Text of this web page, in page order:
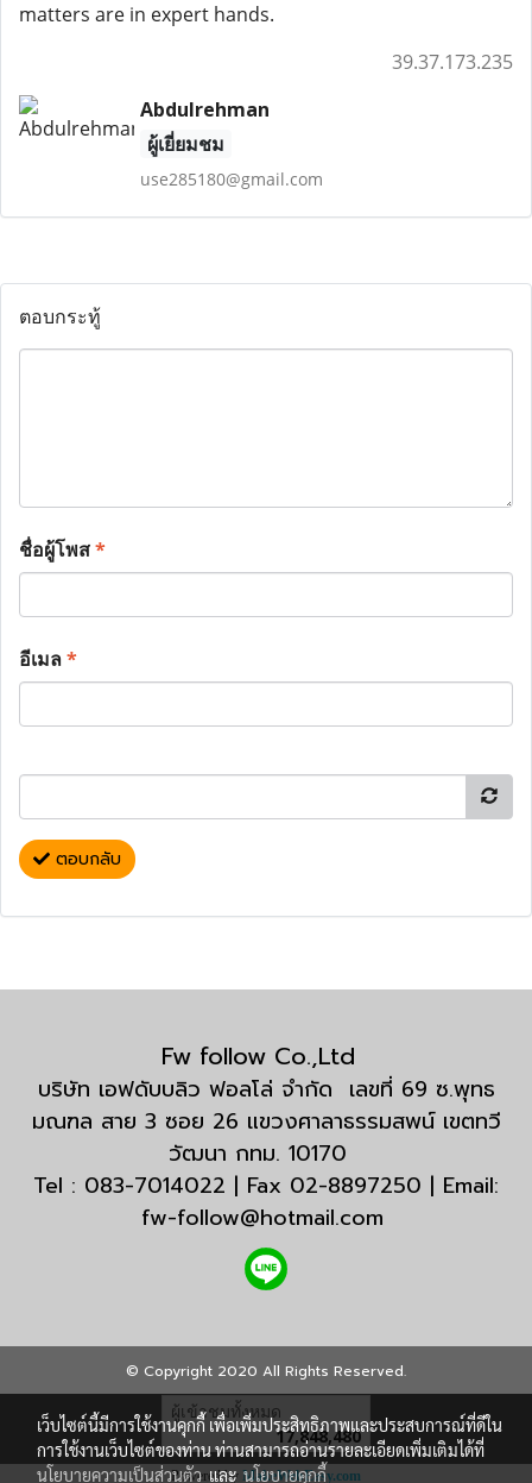
matters are in expert hands.
39.37.173.235
Abdulrehman
ผู้เยี่ยมชม
use285180@gmail.com
ตอบกระทู้
ชื่อผู้โพส*
อีเมล*
ตอบกลับ
Fw follow Co.,Ltd
บริษัท เอฟดับบลิว ฟอลโล่ จำกัด เลขที่ 69 ซ.พุทธ
มณฑล สาย 3 ซอย 26 แขวงศาลาธรรมสพน์ เขตทวี
วัฒนา กทม. 10170
Tel : 083-7014022 | Fax 02-8897250 | Email:
fw-follow@hotmail.com
© Copyright 2020 All Rights Reserved.
ผู้เข้าชมทั้งหมด
17,848,480
Powered by MakeWebEasy.com
เว็บไซต์นี้มีการใช้งานคุกกี้ เพื่อเพิ่มประสิทธิภาพและประสบการณ์ที่ดีใน
การใช้งานเว็บไซต์ของท่าน ท่านสามารถอ่านรายละเอียดเพิ่มเติมได้ที่
นโยบายความเป็นส่วนตัวและ นโยบายคุกกี้